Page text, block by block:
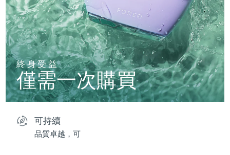
終身受益
僅需一次購買
可持續
品質卓越，可